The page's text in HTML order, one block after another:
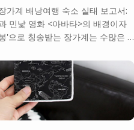
가계 배낭여행 숙소 실태 보고서:
민낯 영화 <아바타>의 배경이자
'으로 칭송받는 장가계는 수많은 …